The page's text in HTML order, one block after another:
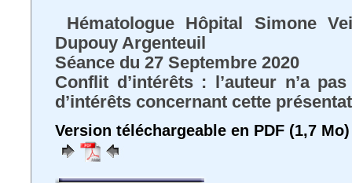
Hématologue Hôpital Simone
Dupouy Argenteuil
Séance du 27 Septembre 2020
Conflit d’intérêts : l’auteur n’a
d’intérêts concernant cette
Version téléchargeable en PDF (1,7 Mo)